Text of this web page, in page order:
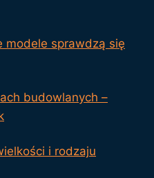
sprawdzą się
budowlanych –
i rodzaju